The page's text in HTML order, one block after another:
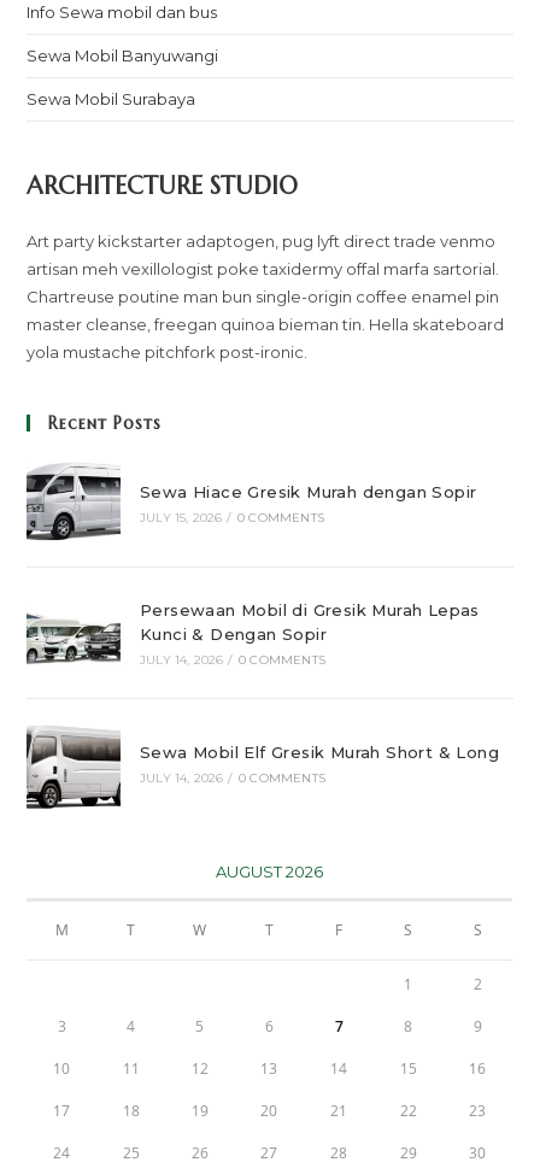
Info Sewa mobil dan bus
Sewa Mobil Banyuwangi
Sewa Mobil Surabaya
ARCHITECTURE STUDIO
Art party kickstarter adaptogen, pug lyft direct trade venmo
artisan meh vexillologist poke taxidermy offal marfa sartorial.
Chartreuse poutine man bun single-origin coffee enamel pin
master cleanse, freegan quinoa bieman tin. Hella skateboard
yola mustache pitchfork post-ironic.
Recent Posts
Sewa Hiace Gresik Murah dengan Sopir
JULY 15, 2026 / 0 COMMENTS
Persewaan Mobil di Gresik Murah Lepas
Kunci & Dengan Sopir
JULY 14, 2026 / 0 COMMENTS
Sewa Mobil Elf Gresik Murah Short & Long
JULY 14, 2026 / 0 COMMENTS
AUGUST 2026
M T W T F S S
1 2
3 4 5 6 7 8 9
10 11 12 13 14 15 16
17 18 19 20 21 22 23
24 25 26 27 28 29 30